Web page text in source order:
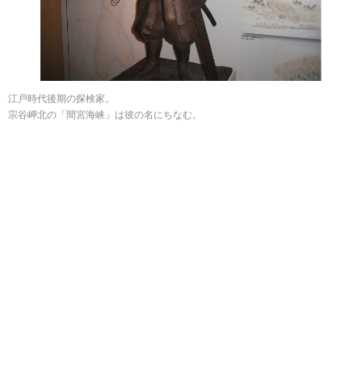
江戸時代後期の探検家。
宗谷岬北の「間宮海峡」は彼の名にちなむ。